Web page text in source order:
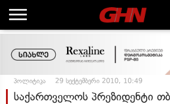
პოლიტიკა 29 სექტემბერი 2010, 10:49
საქართველოს პრეზიდენტი